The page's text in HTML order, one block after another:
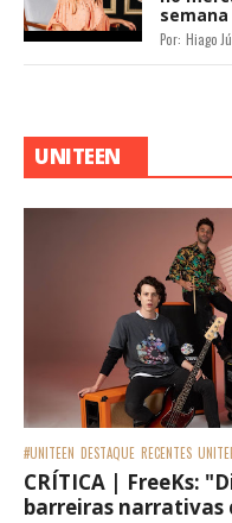
semana
Por: Hiago
UNITEEN
#UNITEEN DESTAQUE RECENTES
CRÍTICA | FreeKs:
barreiras narrativas